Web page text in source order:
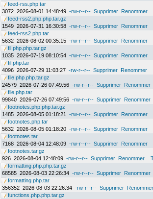
feed-rss.php.tar
3072 2026-08-01 14:48:49 -rw-r--r-- Supprimer Renommer
feed-rss2.php.php.tar.gz
1549 2026-07-31 16:30:58 -rw-r--r-- Supprimer Renommer
feed-rss2.php.tar
5632 2026-08-02 00:35:15 -rw-r--r-- Supprimer Renommer
fil.php.php.tar.gz
1035 2026-07-19 08:10:54 -rw-r--r-- Supprimer Renommer
fil.php.tar
4096 2026-07-29 11:03:27 -rw-r--r-- Supprimer Renommer
file.php.php.tar.gz
24579 2026-07-26 07:49:56 -rw-r--r-- Supprimer Renommer
file.php.tar
99840 2026-07-26 07:49:56 -rw-r--r-- Supprimer Renommer
footnotes.php.php.tar.gz
1485 2026-08-05 01:18:21 -rw-r--r-- Supprimer Renommer
footnotes.php.tar
5632 2026-08-05 01:18:20 -rw-r--r-- Supprimer Renommer
footnotes.tar
7168 2026-08-04 12:48:09 -rw-r--r-- Supprimer Renommer
footnotes.tar.gz
926 2026-08-04 12:48:09 -rw-r--r-- Supprimer Renommer
formatting.php.php.tar.gz
68585 2026-08-03 22:26:34 -rw-r--r-- Supprimer Renommer
formatting.php.tar
356352 2026-08-03 22:26:34 -rw-r--r-- Supprimer Renommer
functions.php.php.tar.gz